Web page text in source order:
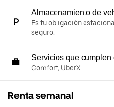
Almacenamiento de
Es tu obligación
seguro.
Servicios que cumplen
Comfort, UberX
Renta semanal